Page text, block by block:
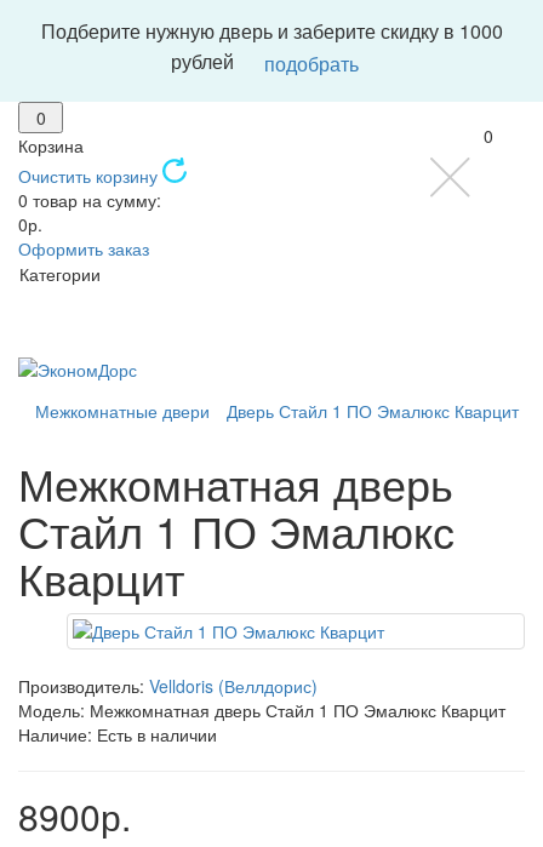
Подберите нужную дверь и заберите скидку в 1000
рублей
подобрать
0
0
Корзина
Очистить корзину
0 товар на сумму:
0р.
Оформить заказ
Категории
Межкомнатные двери Дверь Стайл 1 ПО Эмалюкс Кварцит
Межкомнатная дверь
Стайл 1 ПО Эмалюкс
Кварцит
Производитель: Velldoris (Веллдорис)
Модель: Межкомнатная дверь Стайл 1 ПО Эмалюкс Кварцит
Наличие: Есть в наличии
8900р.